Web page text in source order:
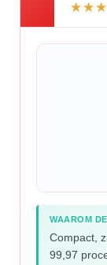
WAAROM
Compact,
99,97